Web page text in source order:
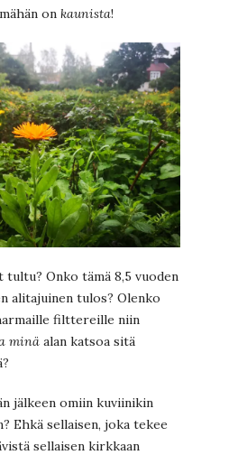
on kaunista!
tultu? Onko tämä 8,5 vuoden
alitajuinen tulos? Olenko
filttereille niin
minä alan katsoa sitä
jälkeen omiin kuviinikin
Ehkä sellaisen, joka tekee
sellaisen kirkkaan